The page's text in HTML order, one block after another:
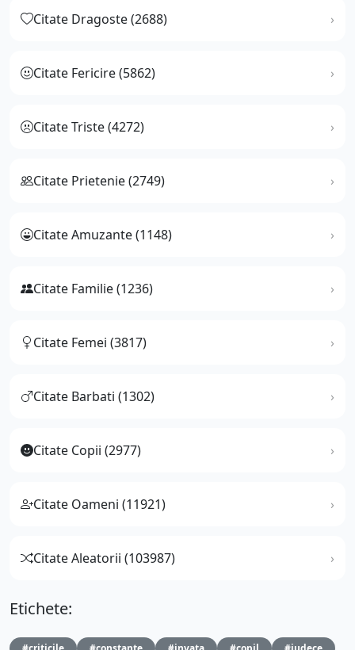
Citate Dragoste (2688)
Citate Fericire (5862)
Citate Triste (4272)
Citate Prietenie (2749)
Citate Amuzante (1148)
Citate Familie (1236)
Citate Femei (3817)
Citate Barbati (1302)
Citate Copii (2977)
Citate Oameni (11921)
Citate Aleatorii (103987)
Etichete: